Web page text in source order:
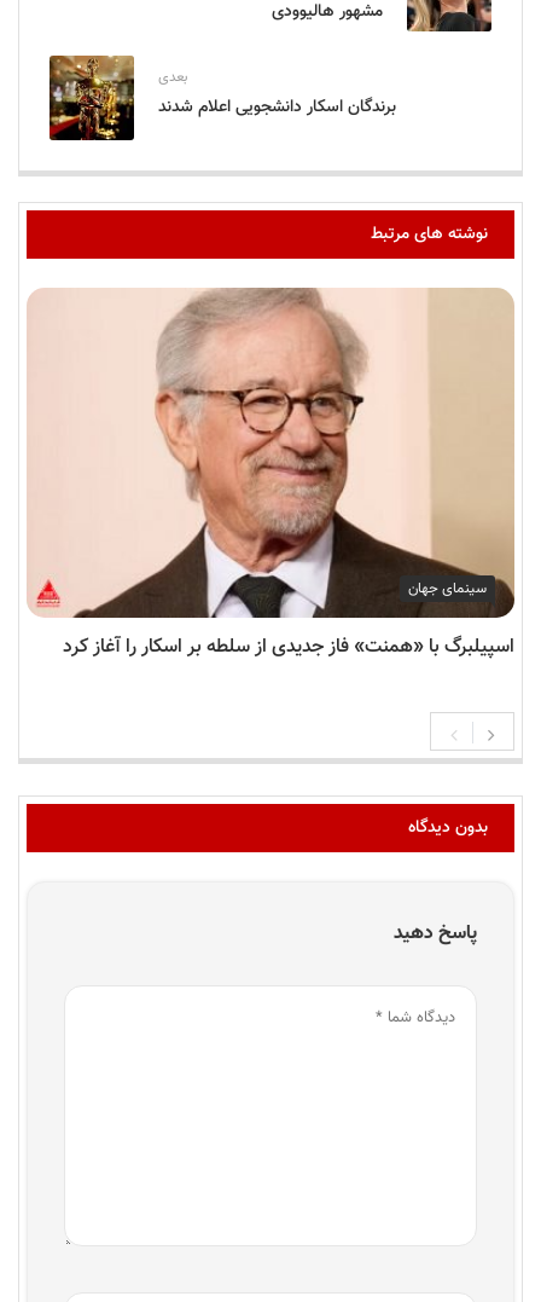
مشهور هالیوودی
بعدی
برندگان اسکار دانشجویی اعلام شدند
نوشته های مرتبط
سینمای جهان
اسپیلبرگ با «همنت» فاز جدیدی از سلطه بر اسکار را آغاز کرد
بدون دیدگاه
پاسخ دهید